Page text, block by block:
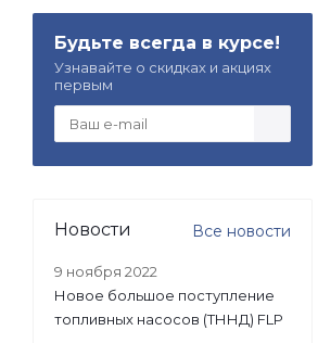
Будьте всегда в курсе!
Узнавайте о скидках и акциях
первым
Новости Все новости
9 ноября 2022
Новое большое поступление
топливных насосов (ТННД) FLP